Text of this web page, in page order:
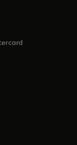
a new tab